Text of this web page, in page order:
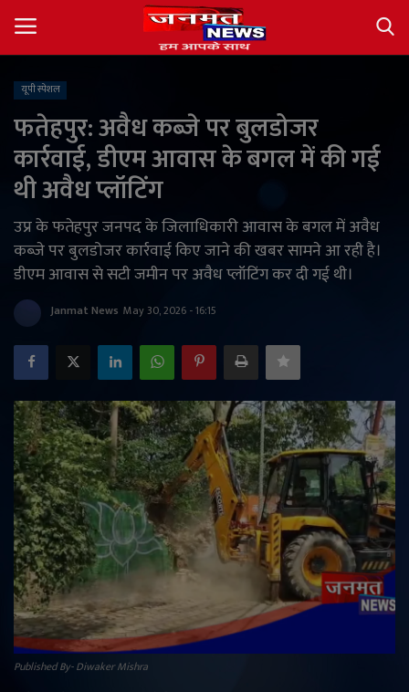
About
देश
अंतर्राष्ट्रीय
राज्य
खेल
राजनीति
मनोरंजन
अपराध
ज्योतिष
वीडियो
व्यापार
यूपी स्पेशल
फतेहपुर: अवैध कब्जे पर बुलडोजर
कार्रवाई, डीएम आवास के बगल में की गई
थी अवैध प्लॉटिंग
उप्र के फतेहपुर जनपद के जिलाधिकारी आवास के बगल में अवैध
कब्जे पर बुलडोजर कार्रवाई किए जाने की खबर सामने आ रही है।
डीएम आवास से सटी जमीन पर अवैध प्लॉटिंग कर दी गई थी।
Janmat News May 30, 2026 - 16:15
Published By- Diwaker Mishra